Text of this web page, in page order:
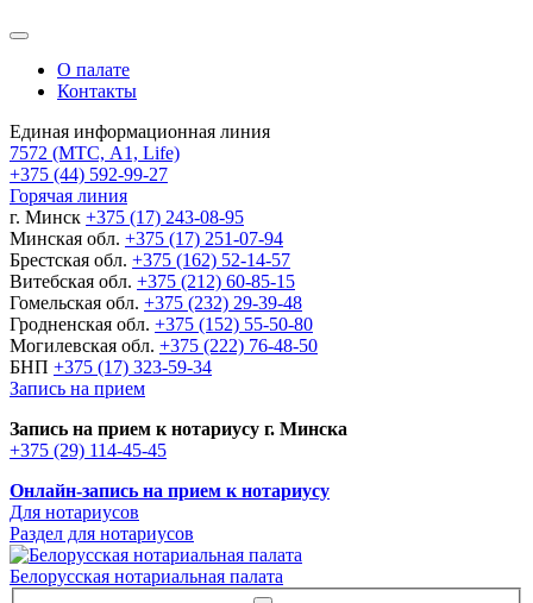
О палате
Контакты
Единая информационная линия
7572 (МТС, A1, Life)
+375 (44) 592-99-27
Горячая линия
г. Минск +375 (17) 243-08-95
Минская обл. +375 (17) 251-07-94
Брестская обл. +375 (162) 52-14-57
Витебская обл. +375 (212) 60-85-15
Гомельская обл. +375 (232) 29-39-48
Гродненская обл. +375 (152) 55-50-80
Могилевская обл. +375 (222) 76-48-50
БНП +375 (17) 323-59-34
Запись на прием
Запись на прием к нотариусу г. Минска
+375 (29) 114-45-45
Онлайн-запись на прием к нотариусу
Для нотариусов
Раздел для нотариусов
Белорусская нотариальная палата